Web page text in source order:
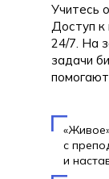
с
и
Учитесь
Доступ
24/7. На
задачи